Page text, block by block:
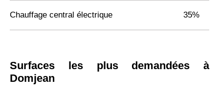
Chauffage central électrique 35%
Surfaces les plus demandées à
Domjean